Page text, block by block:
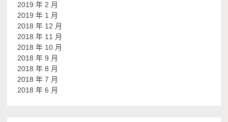
2019 年 2 月
2019 年 1 月
2018 年 12 月
2018 年 11 月
2018 年 10 月
2018 年 9 月
2018 年 8 月
2018 年 7 月
2018 年 6 月